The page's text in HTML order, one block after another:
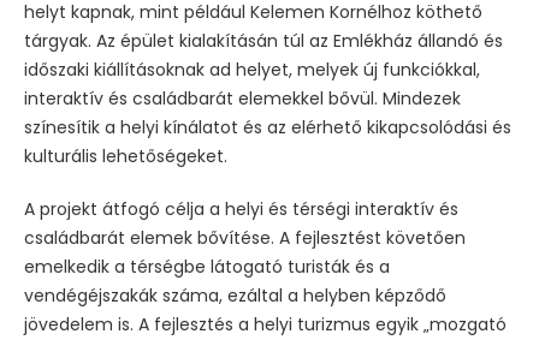
helyt kapnak, mint például Kelemen Kornélhoz köthető
tárgyak. Az épület kialakításán túl az Emlékház állandó és
időszaki kiállításoknak ad helyet, melyek új funkciókkal,
interaktív és családbarát elemekkel bővül. Mindezek
színesítik a helyi kínálatot és az elérhető kikapcsolódási és
kulturális lehetőségeket.
A projekt átfogó célja a helyi és térségi interaktív és
családbarát elemek bővítése. A fejlesztést követően
emelkedik a térségbe látogató turisták és a
vendégéjszakák száma, ezáltal a helyben képződő
jövedelem is. A fejlesztés a helyi turizmus egyik „mozgató